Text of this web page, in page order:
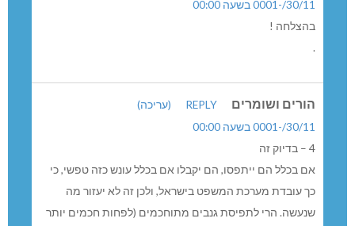
30/11/-0001 בשעה 00:00
בהצלחה !
.
הורים ושומרים REPLY
(עריכה)
30/11/-0001 בשעה 00:00
4 – בדיוק זה
אם בכלל הם ייתפסו, הם יקבלו אם בכלל עונש כזה טפשי, כי
כך עובדת מערכת המשפט בישראל, ולכן זה לא יעזור מה
שנעשה. הרי לתפיסת גנבים מתוחכמים (לפחות חכמים יותר